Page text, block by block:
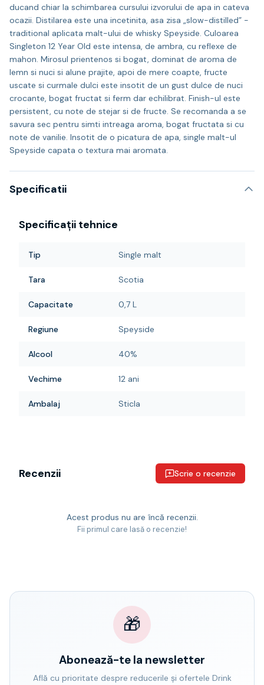
ducand chiar la schimbarea cursului izvorului de apa in cateva
ocazii. Distilarea este una incetinita, asa zisa „slow-distilled” -
traditional aplicata malt-ului de whisky Speyside. Culoarea
Singleton 12 Year Old este intensa, de ambra, cu reflexe de
mahon. Mirosul prientenos si bogat, dominat de aroma de
lemn si nuci si alune prajite, apoi de mere coapte, fructe
uscate si curmale dulci este insotit de un gust dulce de nuci
crocante, bogat fructat si ferm dar echilibrat. Finish-ul este
persistent, cu note de stejar si de fructe. Se recomanda a se
savura sec pentru simti intreaga aroma, bogat fructata si cu
note de vanilie. Insotit de o picatura de apa, single malt-ul
Speyside capata o textura mai aromata.
Specificatii
Specificații tehnice
Tip Single malt
Tara Scotia
Capacitate 0,7 L
Regiune Speyside
Alcool 40%
Vechime 12 ani
Ambalaj Sticla
Recenzii Scrie o recenzie
Acest produs nu are încă recenzii.
Fii primul care lasă o recenzie!
🎁
Abonează-te la newsletter
Află cu prioritate despre reducerile și ofertele Drink